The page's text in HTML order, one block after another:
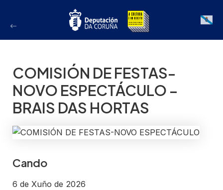
Galician
COMISIÓN DE FESTAS-
NOVO ESPECTÁCULO –
BRAIS DAS HORTAS
Cando
6 de Xuño de 2026